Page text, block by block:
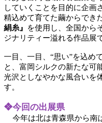
していくことを目的に企画
精込めて育てた繭からでき
絹糸 』 を使用し、全国から
ジナリティー溢れる作品展
一目、一目、“思い”を込め
と、富岡シルクの新たな可
光沢としなやかな風合いを
す。
❖今回の出展県
今年は北は青森県から南